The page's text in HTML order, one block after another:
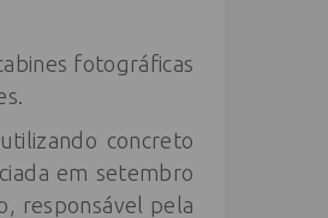
fotográficas
concreto
em setembro
responsável pela